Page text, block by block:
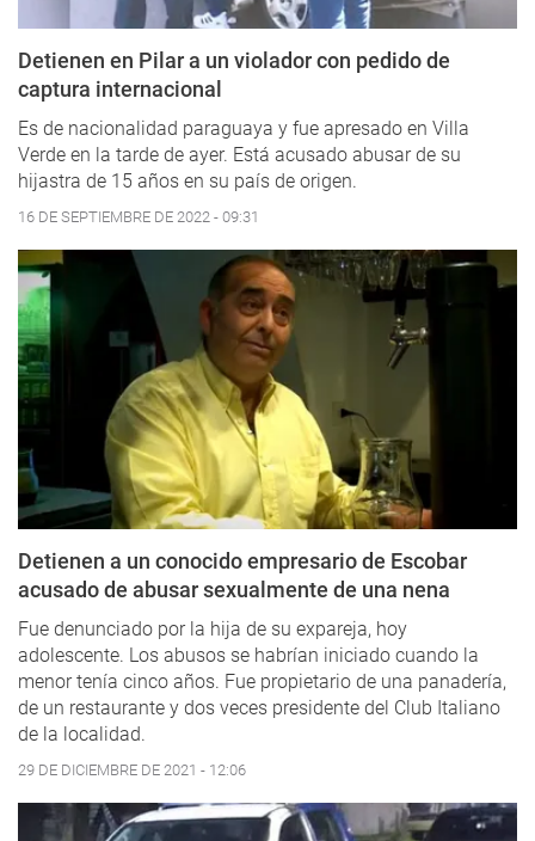
Detienen en Pilar a un violador con pedido de
captura internacional
Es de nacionalidad paraguaya y fue apresado en Villa
Verde en la tarde de ayer. Está acusado abusar de su
hijastra de 15 años en su país de origen.
16 DE SEPTIEMBRE DE 2022 - 09:31
Detienen a un conocido empresario de Escobar
acusado de abusar sexualmente de una nena
Fue denunciado por la hija de su expareja, hoy
adolescente. Los abusos se habrían iniciado cuando la
menor tenía cinco años. Fue propietario de una panadería,
de un restaurante y dos veces presidente del Club Italiano
de la localidad.
29 DE DICIEMBRE DE 2021 - 12:06